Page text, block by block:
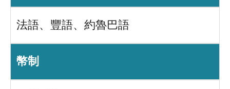
法語、豐語、約魯巴語
幣制